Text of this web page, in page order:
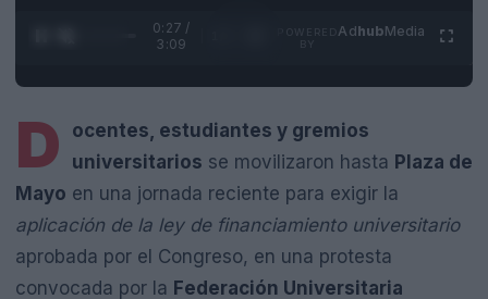
0:28 /
3:09
AdhubMedia
D
ocentes, estudiantes y gremios
universitarios se movilizaron hasta Plaza de
Mayo en una jornada reciente para exigir la
aplicación de la ley de financiamiento universitario
aprobada por el Congreso, en una protesta
convocada por la Federación Universitaria